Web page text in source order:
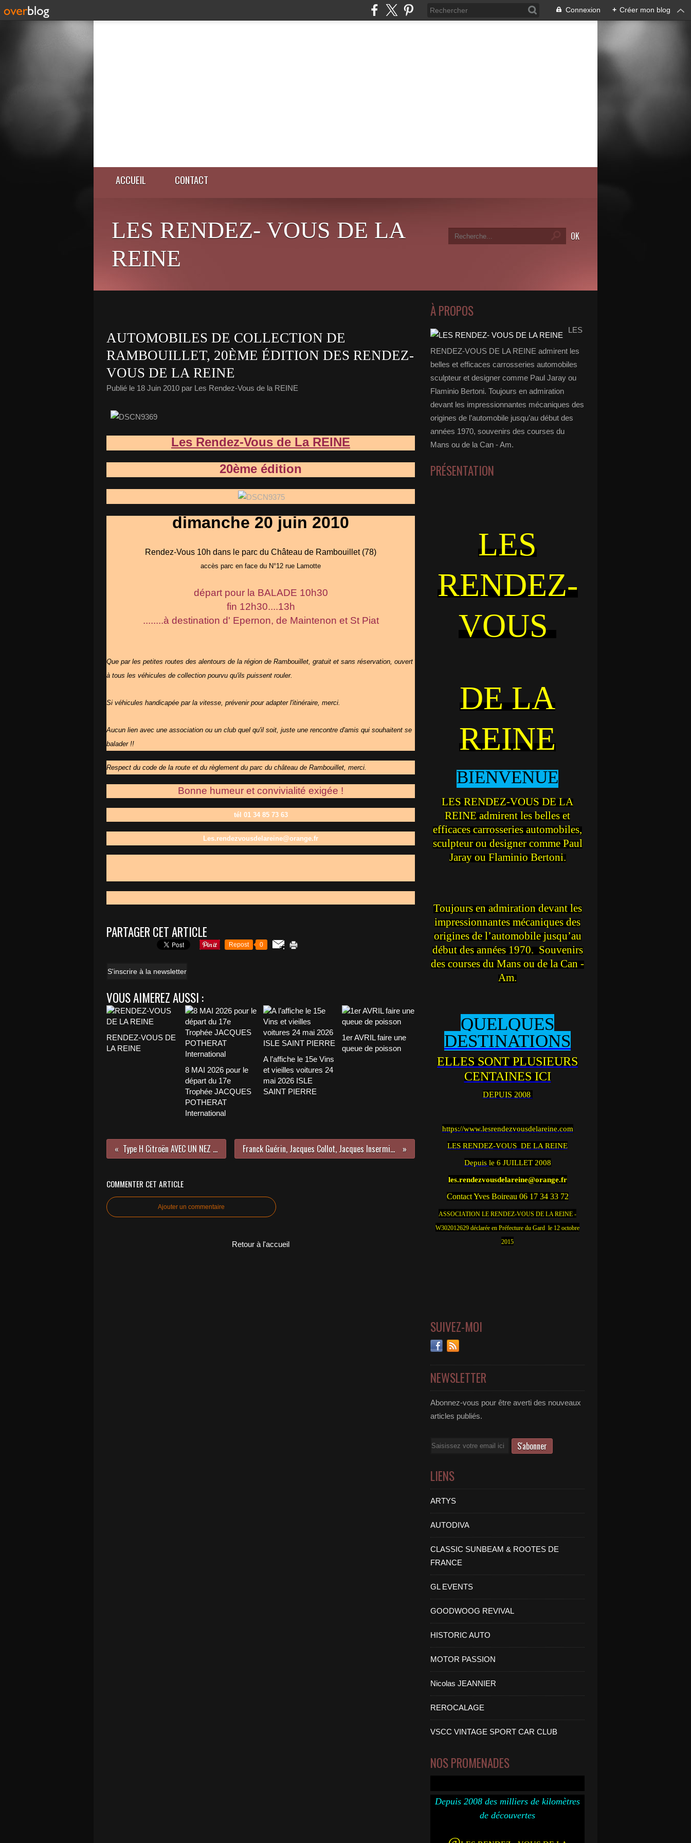
Connexion + Créer mon blog
ACCUEIL CONTACT
LES RENDEZ- VOUS DE LA
REINE
AUTOMOBILES DE COLLECTION DE
RAMBOUILLET, 20ÈME ÉDITION DES RENDEZ-
VOUS DE LA REINE
Publié le 18 Juin 2010 par Les Rendez-Vous de la REINE
Les Rendez-Vous de La REINE
20ème édition
dimanche 20 juin 2010
Rendez-Vous 10h dans le parc du Château de Rambouillet (78)
accès parc en face du N°12 rue Lamotte
départ pour la BALADE 10h30
fin 12h30....13h
........à destination d' Epernon, de Maintenon et St Piat
Que par les petites routes des alentours de la région de Rambouillet, gratuit et sans réservation, ouvert
à tous les véhicules de collection pourvu qu'ils puissent rouler.
Si véhicules handicapée par la vitesse, prévenir pour adapter l'itinéraire, merci.
Aucun lien avec une association ou un club quel qu'il soit, juste une rencontre d'amis qui souhaitent se
balader !!
Respect du code de la route et du règlement du parc du château de Rambouillet, merci.
Bonne humeur et convivialité exigée !
tél 01 34 85 73 63
Les.rendezvousdelareine@orange.fr
PARTAGER CET ARTICLE
Repost 0
S'inscrire à la newsletter
VOUS AIMEREZ AUSSI :
RENDEZ-VOUS DE
LA REINE
8 MAI 2026 pour le
départ du 17e
Trophée JACQUES
POTHERAT
International
A l’affiche le 15e Vins
et vieilles voitures 24
mai 2026 ISLE
SAINT PIERRE
1er AVRIL faire une
queue de poisson
Type H Citroën AVEC UN NEZ DE COCHON ! Franck Guérin, Jacques Collot, Jacques Insermini et la Norton Manx
COMMENTER CET ARTICLE
Ajouter un commentaire
Retour à l'accueil
À PROPOS
LES
RENDEZ-VOUS DE LA REINE admirent les
belles et efficaces carrosseries automobiles
sculpteur et designer comme Paul Jaray ou
Flaminio Bertoni. Toujours en admiration
devant les impressionnantes mécaniques des
origines de l’automobile jusqu’au début des
années 1970, souvenirs des courses du
Mans ou de la Can - Am.
PRÉSENTATION
LES
RENDEZ-
VOUS
DE LA
REINE
BIENVENUE
LES RENDEZ-VOUS DE LA
REINE admirent les belles et
efficaces carrosseries automobiles,
sculpteur ou designer comme Paul
Jaray ou Flaminio Bertoni.
Toujours en admiration devant les
impressionnantes mécaniques des
origines de l’automobile jusqu’au
début des années 1970. Souvenirs
des courses du Mans ou de la Can -
Am.
QUELQUES
DESTINATIONS
ELLES SONT PLUSIEURS
CENTAINES ICI
DEPUIS 2008
https://www.lesrendezvousdelareine.com
LES RENDEZ-VOUS DE LA REINE
Depuis le 6 JUILLET 2008
les.rendezvousdelareine@orange.fr
Contact Yves Boireau 06 17 34 33 72
ASSOCIATION LE RENDEZ-VOUS DE LA REINE -
W302012629 déclarée en Préfecture du Gard le 12 octobre
2015
SUIVEZ-MOI
NEWSLETTER
Abonnez-vous pour être averti des nouveaux
articles publiés.
Email
LIENS
ARTYS
AUTODIVA
CLASSIC SUNBEAM & ROOTES DE
FRANCE
GL EVENTS
GOODWOOG REVIVAL
HISTORIC AUTO
MOTOR PASSION
Nicolas JEANNIER
REROCALAGE
VSCC VINTAGE SPORT CAR CLUB
NOS PROMENADES
Depuis 2008 des milliers de kilomètres
de découvertes